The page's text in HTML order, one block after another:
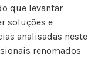
que levantar
soluções e
analisadas neste
renomados